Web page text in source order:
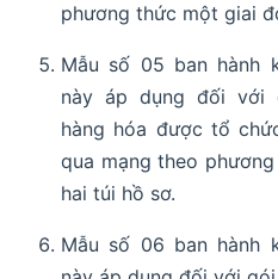
phương thức một giai
Mẫu số 05 ban hành
này áp dụng đối với
hàng hóa được tổ
qua mạng theo
hai túi hồ sơ.
Mẫu số 06 ban hành